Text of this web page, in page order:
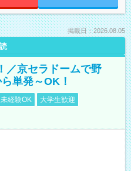
掲載日：2026.08.05
／京セラドームで野
単発～OK！
経験OK
大学生歓迎